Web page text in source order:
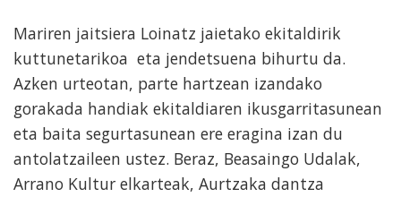
Mariren jaitsiera Loinatz jaietako ekitaldirik
kuttunetarikoa eta jendetsuena bihurtu da.
Azken urteotan, parte hartzean izandako
gorakada handiak ekitaldiaren ikusgarritasunean
eta baita segurtasunean ere eragina izan du
antolatzaileen ustez. Beraz, Beasaingo Udalak,
Arrano Kultur elkarteak, Aurtzaka dantza